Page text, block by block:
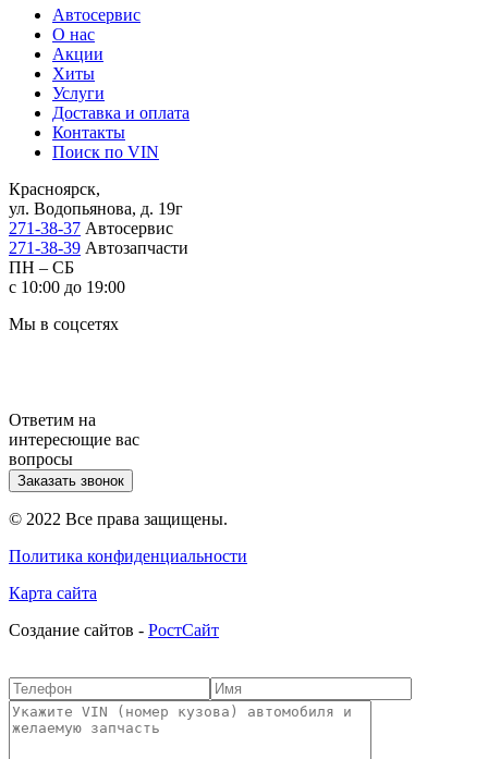
Автосервис
О нас
Акции
Хиты
Услуги
Доставка и оплата
Контакты
Поиск по VIN
Красноярск,
ул. Водопьянова, д. 19г
271-38-37 Автосервис
271-38-39 Автозапчасти
ПН – СБ
с 10:00 до 19:00
Мы в соцсетях
Ответим на
интересющие вас
вопросы
Заказать звонок
© 2022 Все права защищены.
Политика конфиденциальности
Карта сайта
Cоздание сайтов - РостСайт